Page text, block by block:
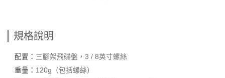
規格說明
配置： 三腳架飛碟盤，3 / 8英寸螺絲
重量： 120g（包括螺絲）